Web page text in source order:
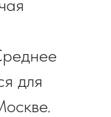
для